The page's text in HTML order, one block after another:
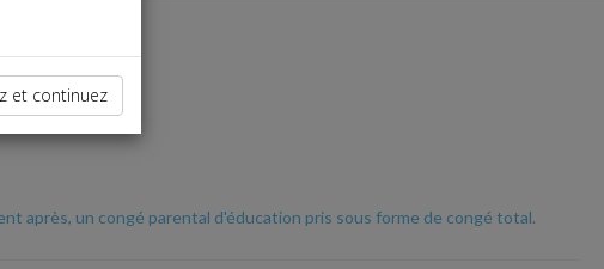
après, un congé parental d'éducation pris sous forme de congé total.
et continuez